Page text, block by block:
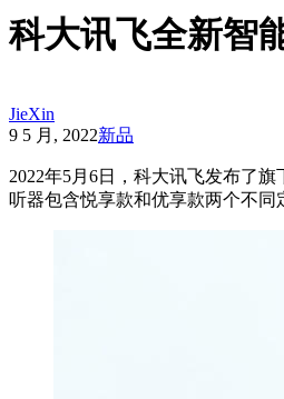
科大讯飞全新智
JieXin
9 5 月, 2022新品
2022年5月6日，科大讯飞发布了
听器包含悦享款和优享款两个不同